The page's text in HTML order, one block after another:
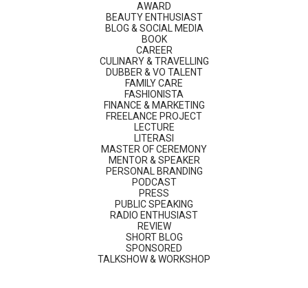
AWARD
BEAUTY ENTHUSIAST
BLOG & SOCIAL MEDIA
BOOK
CAREER
CULINARY & TRAVELLING
DUBBER & VO TALENT
FAMILY CARE
FASHIONISTA
FINANCE & MARKETING
FREELANCE PROJECT
LECTURE
LITERASI
MASTER OF CEREMONY
MENTOR & SPEAKER
PERSONAL BRANDING
PODCAST
PRESS
PUBLIC SPEAKING
RADIO ENTHUSIAST
REVIEW
SHORT BLOG
SPONSORED
TALKSHOW & WORKSHOP